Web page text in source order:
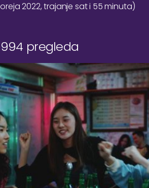
2022, trajanje sat i 55 minuta)
994 pregleda